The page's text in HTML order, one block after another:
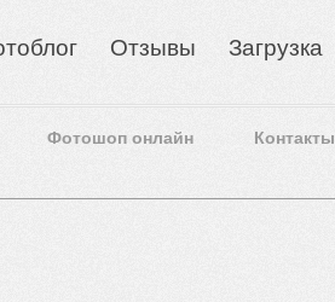
Отзывы Загрузка
Фотошоп онлайн Контакты